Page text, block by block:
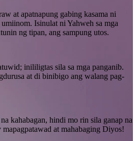
at apatnapung gabing kasama ni
Isinulat ni Yahweh sa mga
ng tipan, ang sampung utos.
inililigtas sila sa mga panganib.
at di binibigo ang walang pag-
kahabagan, hindi mo rin sila ganap na
at mahabaging Diyos!